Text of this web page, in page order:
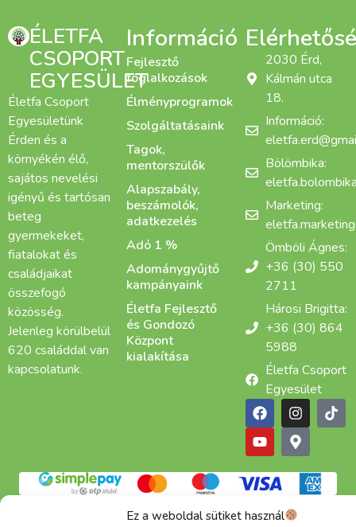
Ez a weboldal sütiket használ
ÉLETFA
CSOPORT
EGYESÜLET
Életfa Csoport
Egyesületünk
Érden és a
környékén élő,
sajátos nevelési
igényű és tartósan
beteg
gyermekeket,
fiatalokat és
családjaikat
összefogó
közösség.
Jelenleg körülbelül
620 családdal van
kapcsolatunk.
Információ
Fejlesztő
foglalkozások
Élményprogramok
Szolgáltatásaink
Tagok,
mentorszülők
Alapszabály,
beszámolók,
adatkezelés
Adó 1 %
Adománygyűjtő
kampányaink
Életfa Fejlesztő
és Gondozó
Központ
kialakítása
2030 Érd,
Kálmán utca
18.
Információ:
Bölömbika:
Marketing:
Ömböli Ágnes:
+36 (30) 550
2711
Hárosi Brigitta:
+36 (30) 864
5988
Életfa Csoport
Egyesület
ÁSZF
Alapítva: 2015 | Copyright © 2025 Életfa Csoport |